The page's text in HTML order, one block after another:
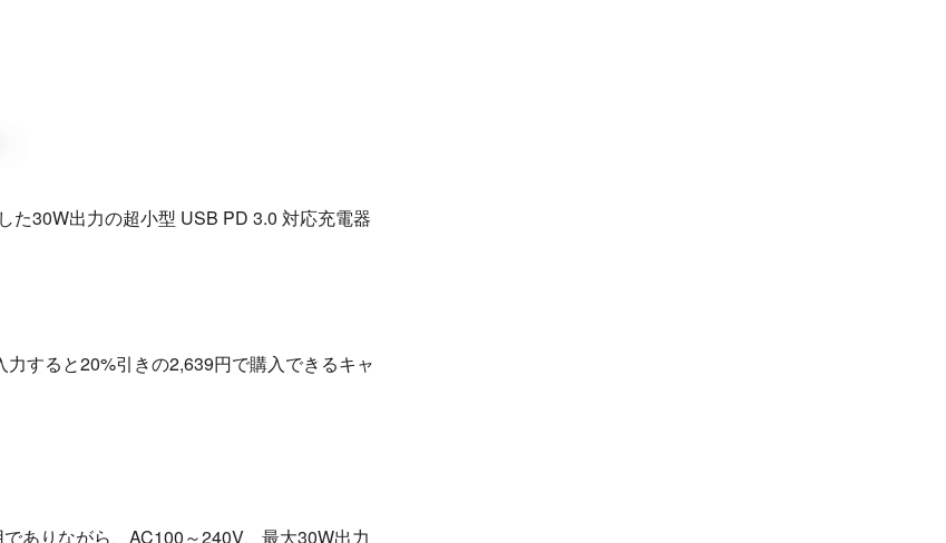
た30W出力の超小型 USB PD 3.0 対応充電器
すると20%引きの2,639円で購入できるキャ
ありながら、AC100～240V、最大30W出力